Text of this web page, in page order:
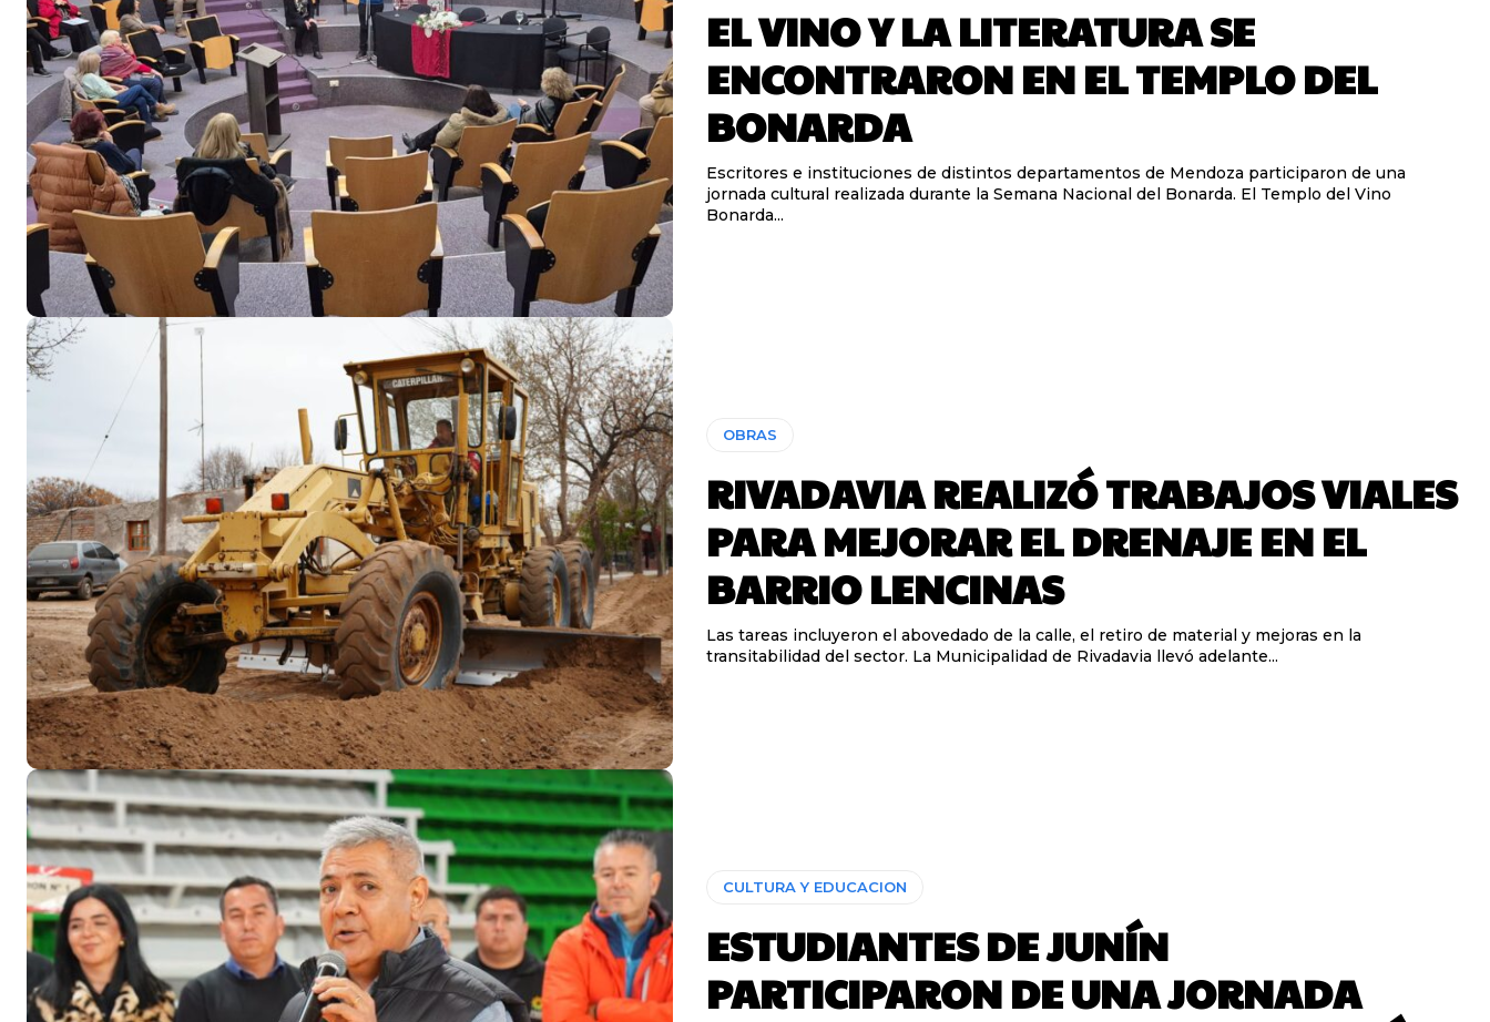
EL VINO Y LA LITERATURA SE
ENCONTRARON EN EL TEMPLO DEL
BONARDA
Escritores e instituciones de distintos departamentos de Mendoza participaron de una
jornada cultural realizada durante la Semana Nacional del Bonarda. El Templo del Vino
Bonarda...
OBRAS
RIVADAVIA REALIZÓ TRABAJOS VIALES
PARA MEJORAR EL DRENAJE EN EL
BARRIO LENCINAS
Las tareas incluyeron el abovedado de la calle, el retiro de material y mejoras en la
transitabilidad del sector. La Municipalidad de Rivadavia llevó adelante...
CULTURA Y EDUCACION
ESTUDIANTES DE JUNÍN
PARTICIPARON DE UNA JORNADA